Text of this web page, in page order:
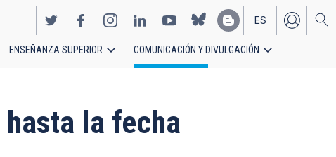
EN
ES
ENSEÑANZA SUPERIOR COMUNICACIÓN Y DIVULGACIÓN
la fecha